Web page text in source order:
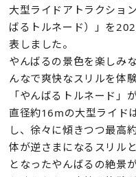
大型ライドアトラクショ
ばるトルネード）」を
表しました。
やんばるの景色を楽しみ
んなで爽快なスリルを体
「やんばるトルネード」
直径約16mの大型ライド
し、徐々に傾きつつ最高
体が逆さまになるスリル
となったやんばるの絶景